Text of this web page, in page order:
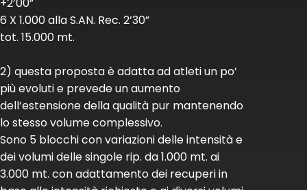
6 X 1.000 alla S.AN. Rec. 2’30”
tot. 15.000 mt.
2) questa proposta è adatta ad atleti un po’
più evoluti e prevede un aumento
dell’estensione della qualità pur mantenendo
lo stesso volume complessivo.
Sono 5 blocchi con variazioni delle intensità e
dei volumi delle singole rip. da 1.000 mt. ai
3.000 mt. con adattamento dei recuperi in